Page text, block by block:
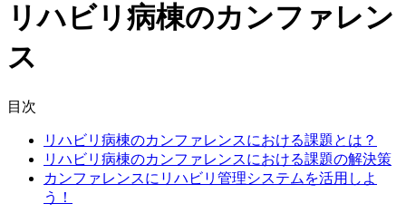
リハビリ病棟のカンファレン
ス
目次
リハビリ病棟のカンファレンスにおける課題とは？
リハビリ病棟のカンファレンスにおける課題の解決策
カンファレンスにリハビリ管理システムを活用しよ
う！